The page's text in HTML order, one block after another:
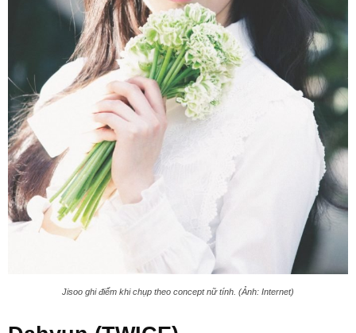
Jisoo ghi điểm khi chụp theo concept nữ tính. (Ảnh: Internet)